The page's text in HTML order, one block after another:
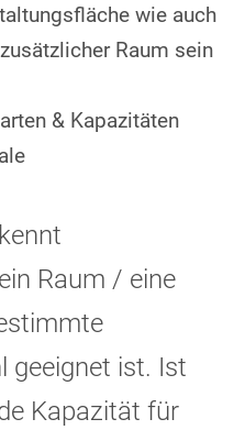
wie auch
Raum sein
& Kapazitäten
Raum / eine
geeignet ist. Ist
Kapazität für